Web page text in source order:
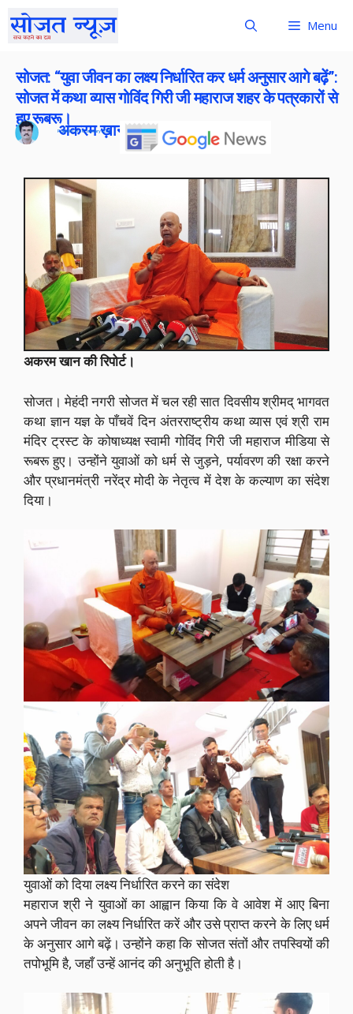
Menu
सोजत: “युवा जीवन का लक्ष्य निर्धारित कर धर्म अनुसार आगे बढ़ें”:
सोजत में कथा व्यास गोविंद गिरी जी महाराज शहर के पत्रकारों से
हुए रूबरू।
अकरम ख़ान
Publish On:16 January 2026
अकरम खान की रिपोर्ट।
सोजत। मेहंदी नगरी सोजत में चल रही सात दिवसीय श्रीमद् भागवत
कथा ज्ञान यज्ञ के पाँचवें दिन अंतरराष्ट्रीय कथा व्यास एवं श्री राम
मंदिर ट्रस्ट के कोषाध्यक्ष स्वामी गोविंद गिरी जी महाराज मीडिया से
रूबरू हुए। उन्होंने युवाओं को धर्म से जुड़ने, पर्यावरण की रक्षा करने
और प्रधानमंत्री नरेंद्र मोदी के नेतृत्व में देश के कल्याण का संदेश
दिया।
युवाओं को दिया लक्ष्य निर्धारित करने का संदेश
महाराज श्री ने युवाओं का आह्वान किया कि वे आवेश में आए बिना
अपने जीवन का लक्ष्य निर्धारित करें और उसे प्राप्त करने के लिए धर्म
के अनुसार आगे बढ़ें। उन्होंने कहा कि सोजत संतों और तपस्वियों की
तपोभूमि है, जहाँ उन्हें आनंद की अनुभूति होती है।